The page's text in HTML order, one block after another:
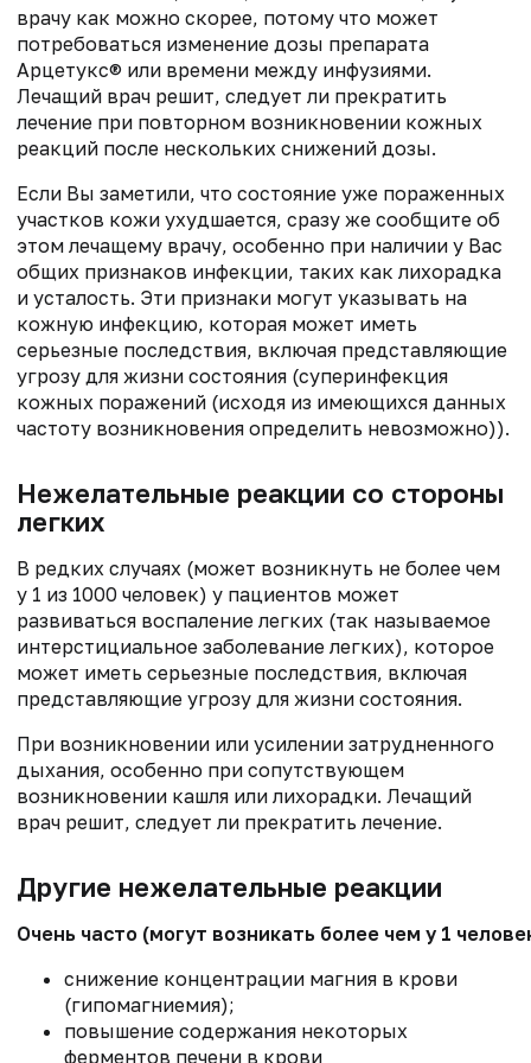
врачу как можно скорее, потому что может
потребоваться изменение дозы препарата
Арцетукс® или времени между инфузиями.
Лечащий врач решит, следует ли прекратить
лечение при повторном возникновении кожных
реакций после нескольких снижений дозы.
Если Вы заметили, что состояние уже пораженных
участков кожи ухудшается, сразу же сообщите об
этом лечащему врачу, особенно при наличии у Вас
общих признаков инфекции, таких как лихорадка
и усталость. Эти признаки могут указывать на
кожную инфекцию, которая может иметь
серьезные последствия, включая представляющие
угрозу для жизни состояния (суперинфекция
кожных поражений (исходя из имеющихся данных
частоту возникновения определить невозможно)).
Нежелательные реакции со стороны
легких
В редких случаях (может возникнуть не более чем
у 1 из 1000 человек) у пациентов может
развиваться воспаление легких (так называемое
интерстициальное заболевание легких), которое
может иметь серьезные последствия, включая
представляющие угрозу для жизни состояния.
При возникновении или усилении затрудненного
дыхания, особенно при сопутствующем
возникновении кашля или лихорадки. Лечащий
врач решит, следует ли прекратить лечение.
Другие нежелательные реакции
Очень часто (могут возникать более чем у 1
снижение концентрации магния в крови
(гипомагниемия);
повышение содержания некоторых
ферментов печени в крови